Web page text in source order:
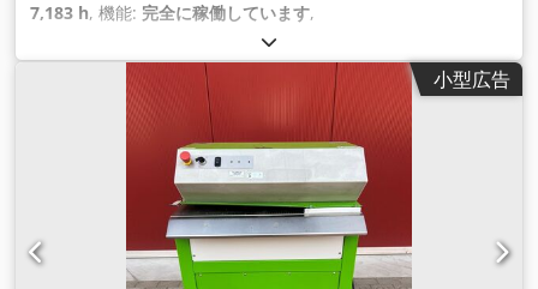
7,183 h, 機能: 完全に稼働しています,
小型広告